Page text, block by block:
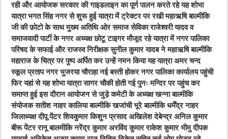
रही और आयोजक सरकार की गाइडलाइन का पूर्ण पालन करते रहे यह शोभा
यात्रा भगत सिंह नगर से शुरू हुई यात्रा में ट्रेक्टर पर रखी महाऋषि बाल्मीकि
जी की फ़ोटो के साथ मुख्य अतिथि ओर समाज सेविका राजेश्वरी यादव व
समाजवादी पार्टी के नगर अध्यक्ष छोटू टाइगर मौजूद रहे यात्रा में नगर पालिका
परिषद के सफाई और राजस्व निरीक्षक सुनील कुमार यादब ने महाऋषि बाल्मीकि
महाराज के चित्र पर पुष्प अर्पित कर उन्हें नमन किया यह यात्रा अमर चन्द
स्कूल प्रताप नगर भुजरया चौराहा नई बस्ती होकर नगर पालिका कार्यालय पहुंची
फिर यहां से यह शोभा यात्रा सागर चौकी होती गई पुनः मन्दिर पर पहुंच कर
समाप्त हुई इस दौरान आयोजन से जुड़े कमेटी के अध्यक्ष खन्ना बाल्मीकि
संयोजक सतीश नाहर कालिया बाल्मीकि खजांची भूरे बाल्मीकि धर्मेंद्र नाहर
जिलाध्यक्ष दीपू पेंटर शिवकुमार किशुन प्रसाद अखिलेश देबेन्द्र अनिल कुमार
बीरू पेंटर रानू बालमीकि नरेंद्र कुमार अरविंद कुमार राकेश कुमार भीमु दीपक